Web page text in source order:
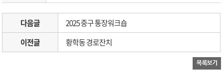
다음글
2025 중구 통장워크숍
이전글
황학동 경로잔치